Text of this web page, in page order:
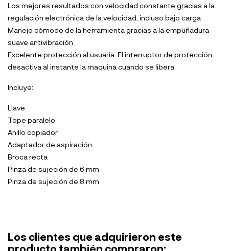
Los mejores resultados con velocidad constante gracias a la
regulación electrónica de la velocidad, incluso bajo carga
Manejo cómodo de la herramienta gracias a la empuñadura
suave antivibración
Excelente protección al usuaria. El interruptor de protección
desactiva al instante la maquina cuando se libera
Incluye:
Llave
Tope paralelo
Anillo copiador
Adaptador de aspiración
Broca recta
Pinza de sujeción de 6 mm
Pinza de sujeción de 8 mm
Los clientes que adquirieron este
producto también compraron: